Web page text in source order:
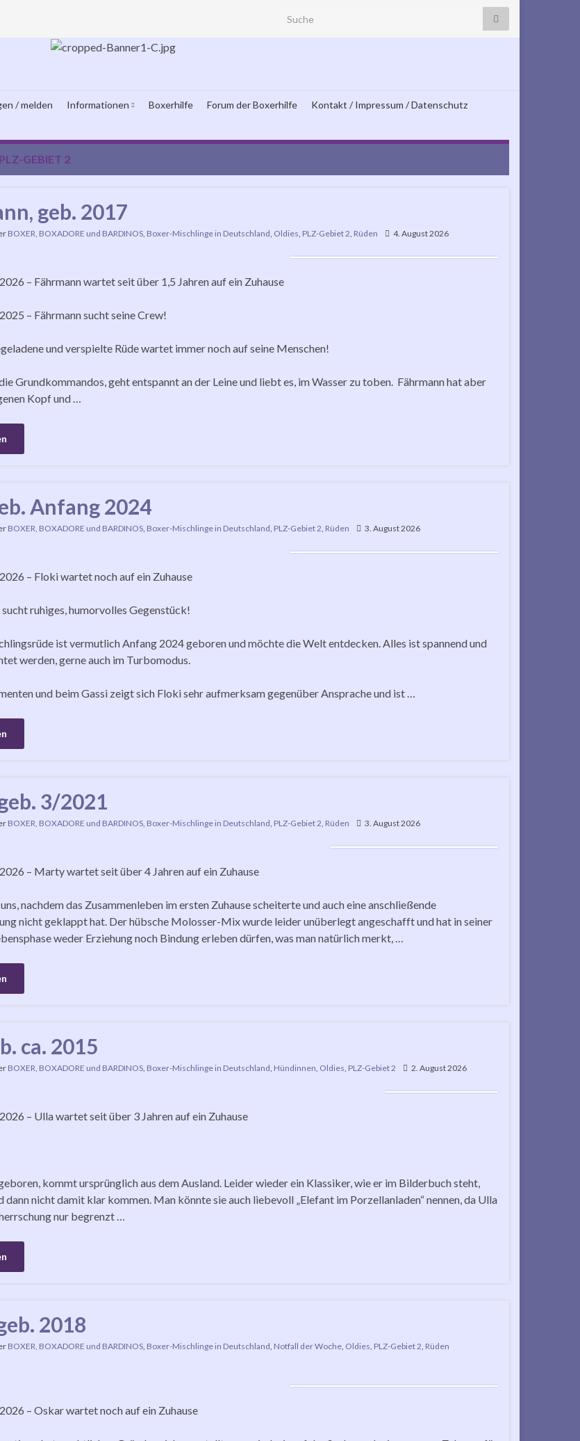
Search for:
/ melden Informationen Boxerhilfe Forum der Boxerhilfe Kontakt / Impressum / Datenschutz
PLZ-GEBIET 2
geb. 2017
BOXER, BOXADORE und BARDINOS, Boxer-Mischlinge in Deutschland Oldies PLZ-Gebiet 2 Rüden 4. August 2026
– Fährmann wartet seit über 1,5 Jahren auf ein Zuhause
– Fährmann sucht seine Crew!
und verspielte Rüde wartet immer noch auf seine Menschen!
Grundkommandos, geht entspannt an der Leine und liebt es, im Wasser zu toben. Fährmann hat aber
Kopf und …
Anfang 2024
BOXER, BOXADORE und BARDINOS, Boxer-Mischlinge in Deutschland PLZ-Gebiet 2 Rüden 3. August 2026
– Floki wartet noch auf ein Zuhause
ruhiges, humorvolles Gegenstück!
ist vermutlich Anfang 2024 geboren und möchte die Welt entdecken. Alles ist spannend und
werden, gerne auch im Turbomodus.
und beim Gassi zeigt sich Floki sehr aufmerksam gegenüber Ansprache und ist …
3/2021
BOXER, BOXADORE und BARDINOS, Boxer-Mischlinge in Deutschland PLZ-Gebiet 2 Rüden 3. August 2026
– Marty wartet seit über 4 Jahren auf ein Zuhause
nachdem das Zusammenleben im ersten Zuhause scheiterte und auch eine anschließende
nicht geklappt hat. Der hübsche Molosser-Mix wurde leider unüberlegt angeschafft und hat in seiner
weder Erziehung noch Bindung erleben dürfen, was man natürlich merkt, …
ca. 2015
BOXER, BOXADORE und BARDINOS, Boxer-Mischlinge in Deutschland Hündinnen Oldies PLZ-Gebiet 2 2. August 2026
– Ulla wartet seit über 3 Jahren auf ein Zuhause
kommt ursprünglich aus dem Ausland. Leider wieder ein Klassiker, wie er im Bilderbuch steht,
dann nicht damit klar kommen. Man könnte sie auch liebevoll „Elefant im Porzellanladen“ nennen, da Ulla
nur begrenzt …
2018
BOXER, BOXADORE und BARDINOS, Boxer-Mischlinge in Deutschland Notfall der Woche, Oldies PLZ-Gebiet 2 Rüden
– Oskar wartet noch auf ein Zuhause